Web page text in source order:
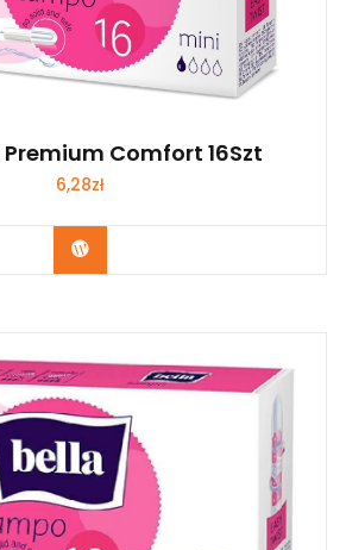
Premium Comfort 16Szt
6,28zł
Zobacz